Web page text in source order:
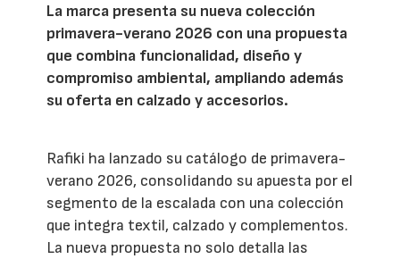
La marca presenta su nueva colección
primavera-verano 2026 con una propuesta
que combina funcionalidad, diseño y
compromiso ambiental, ampliando además
su oferta en calzado y accesorios.
Rafiki ha lanzado su catálogo de primavera-
verano 2026, consolidando su apuesta por el
segmento de la escalada con una colección
que integra textil, calzado y complementos.
La nueva propuesta no solo detalla las